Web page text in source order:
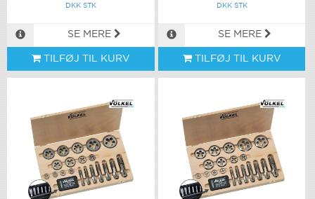
DKK STK
SE MERE
TILFØJ TIL KURV
DKK STK
SE MERE
TILFØJ TIL KURV